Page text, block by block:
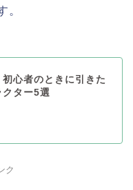
。
初心者のときに引きた
クター5選
ク